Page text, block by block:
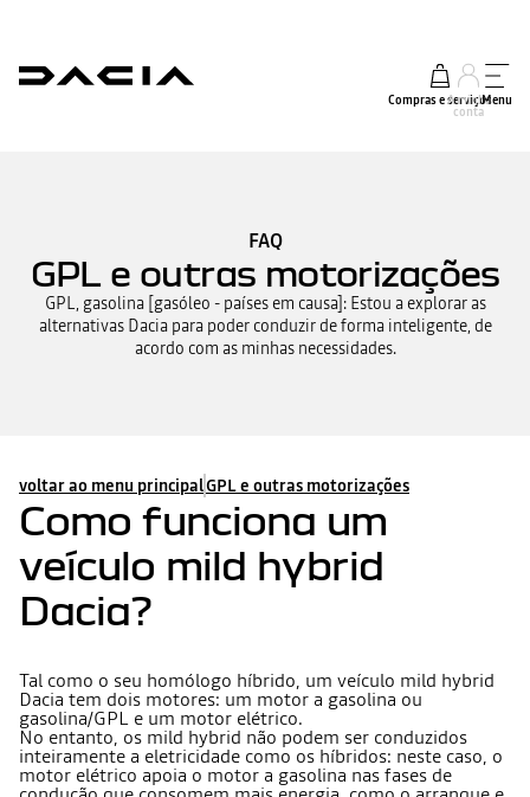
Compras e serviços
A minha
conta
Menu
FAQ
GPL e outras motorizações
GPL, gasolina [gasóleo - países em causa]: Estou a explorar as
alternativas Dacia para poder conduzir de forma inteligente, de
acordo com as minhas necessidades.
voltar ao menu principalGPL e outras motorizações
Como funciona um
veículo mild hybrid
Dacia?
Tal como o seu homólogo híbrido, um veículo mild hybrid
Dacia tem dois motores: um motor a gasolina ou
gasolina/GPL e um motor elétrico.
No entanto, os mild hybrid não podem ser conduzidos
inteiramente a eletricidade como os híbridos: neste caso, o
motor elétrico apoia o motor a gasolina nas fases de